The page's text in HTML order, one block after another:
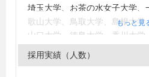
埼玉大学、お茶の水女子大学、
歌山大学、鳥取大学、島根大学
山口大学、徳島大学、香川大学
外国語大学、広島市立大学、青
学、慶應義塾大学、国士舘大学
もっと見
採用実績（人数）